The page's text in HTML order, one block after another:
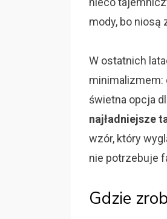
mody, bo niosą
W ostatnich
minimalizmem:
świetna opcja
najładniejsze
wzór, który
nie potrzebuje
Gdzie